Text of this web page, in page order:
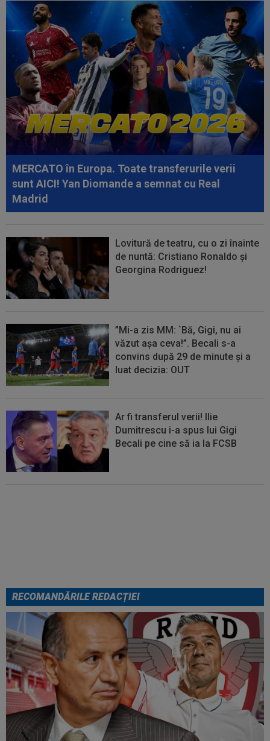
Toate rezulatele zilei în etapa a doua din...
12:49 "Telenovela" Ferran Torres s-a încheiat!
12:36 EXCLUSIV
După mai bine de 25 de ani de
fotbal, Gigi Becali și-a dat seama ce trebuie să...
MERCATO în Europa. Toate transferurile verii
sunt AICI! Yan Diomande a semnat cu Real
Madrid
Lovitură de teatru, cu o zi înainte
de nuntă: Cristiano Ronaldo și
Georgina Rodriguez!
”Mi-a zis MM: `Bă, Gigi, nu ai
văzut așa ceva!”. Becali s-a
convins după 29 de minute și a
luat decizia: OUT
Ar fi transferul verii! Ilie
Dumitrescu i-a spus lui Gigi
Becali pe cine să ia la FCSB
RECOMANDĂRILE REDACȚIEI